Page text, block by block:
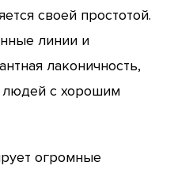
своей простотой.
линии и
лаконичность,
людей с хорошим
огромные